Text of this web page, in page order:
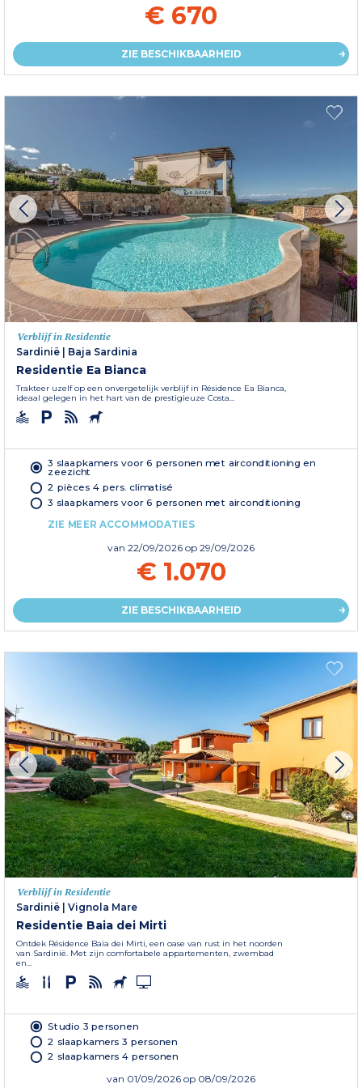
€ 670
ZIE BESCHIKBAARHEID
Verblijf in Residentie
Sardinië | Baja Sardinia
Residentie Ea Bianca
Trakteer uzelf op een onvergetelijk verblijf in Résidence Ea Bianca,
ideaal gelegen in het hart van de prestigieuze Costa...
3 slaapkamers voor 6 personen met airconditioning en
zeezicht
2 pièces 4 pers. climatisé
3 slaapkamers voor 6 personen met airconditioning
ZIE MEER ACCOMMODATIES
van 22/09/2026 op 29/09/2026
€ 1.070
ZIE BESCHIKBAARHEID
Verblijf in Residentie
Sardinië | Vignola Mare
Residentie Baia dei Mirti
Ontdek Résidence Baia dei Mirti, een oase van rust in het noorden
van Sardinië. Met zijn comfortabele appartementen, zwembad
en...
Studio 3 personen
2 slaapkamers 3 personen
2 slaapkamers 4 personen
van 01/09/2026 op 08/09/2026